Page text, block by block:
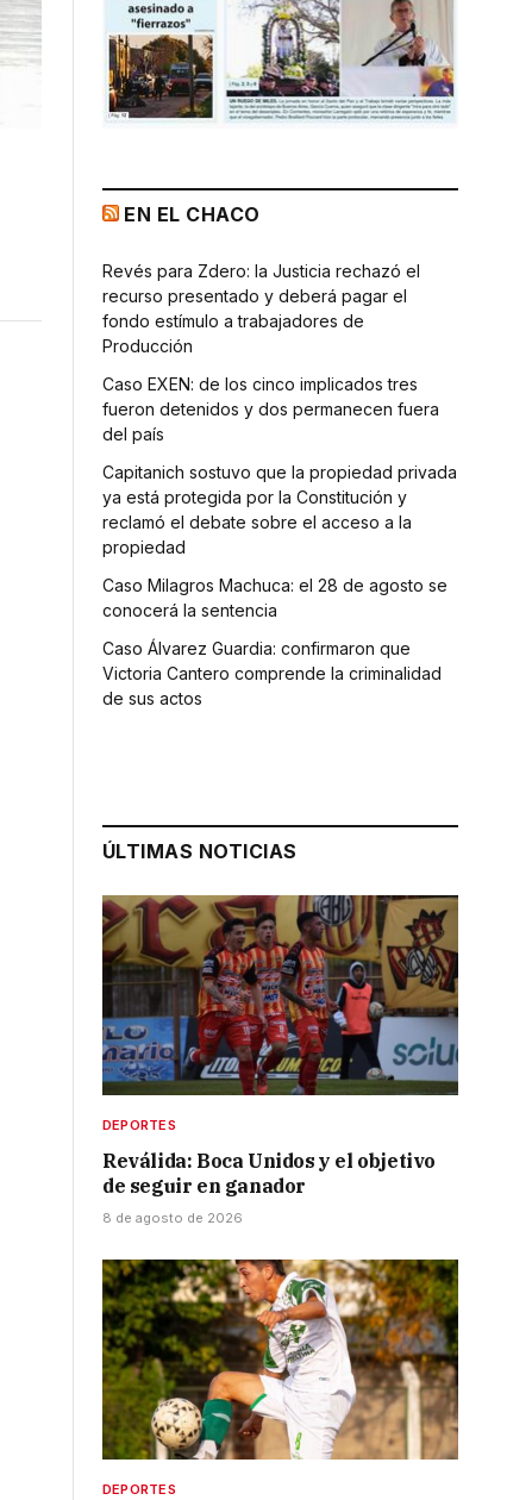
EN EL CHACO
Revés para Zdero: la Justicia rechazó el
recurso presentado y deberá pagar el
fondo estímulo a trabajadores de
Producción
Caso EXEN: de los cinco implicados tres
fueron detenidos y dos permanecen fuera
del país
Capitanich sostuvo que la propiedad privada
ya está protegida por la Constitución y
reclamó el debate sobre el acceso a la
propiedad
Caso Milagros Machuca: el 28 de agosto se
conocerá la sentencia
Caso Álvarez Guardia: confirmaron que
Victoria Cantero comprende la criminalidad
de sus actos
ÚLTIMAS NOTICIAS
DEPORTES
Reválida: Boca Unidos y el objetivo
de seguir en ganador
8 de agosto de 2026
DEPORTES